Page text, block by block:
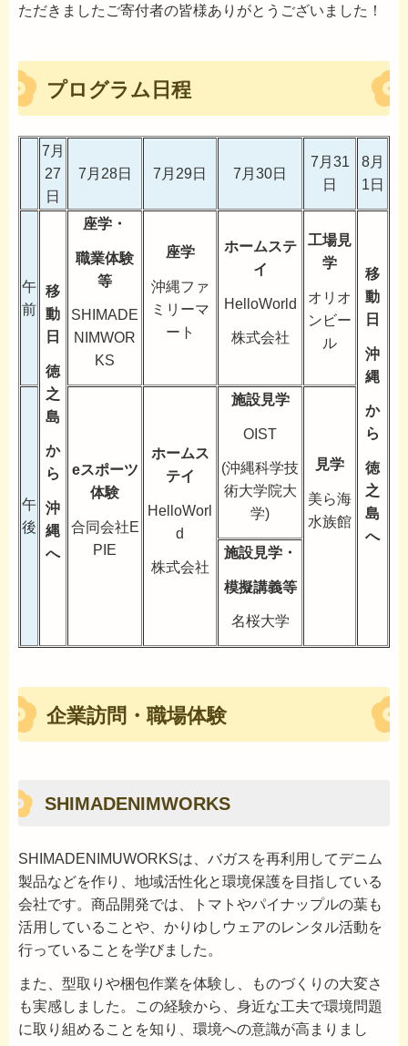
ただきましたご寄付者の皆様ありがとうございました！
プログラム日程
7月
27
日
7月28日 7月29日 7月30日
7月31
日
8月
1日
午
前
移
動
日
徳
之
島
か
ら
沖
縄
へ
座学・
職業体験
等
SHIMADE
NIMWOR
KS
座学
沖縄ファ
ミリーマ
ート
ホームステ
イ
HelloWorld
株式会社
工場見
学
オリオ
ンビー
ル
移
動
日
沖
縄
か
ら
徳
之
島
へ
午
後
eスポーツ
体験
合同会社E
PIE
ホームス
テイ
HelloWorl
d
株式会社
施設見学
OIST
(沖縄科学技
術大学院大
学)
見学
美ら海
水族館
施設見学・
模擬講義等
名桜大学
企業訪問・職場体験
SHIMADENIMWORKS
SHIMADENIMUWORKSは、バガスを再利用してデニム
製品などを作り、地域活性化と環境保護を目指している
会社です。商品開発では、トマトやパイナップルの葉も
活用していることや、かりゆしウェアのレンタル活動を
行っていることを学びました。
また、型取りや梱包作業を体験し、ものづくりの大変さ
も実感しました。この経験から、身近な工夫で環境問題
に取り組めることを知り、環境への意識が高まりまし